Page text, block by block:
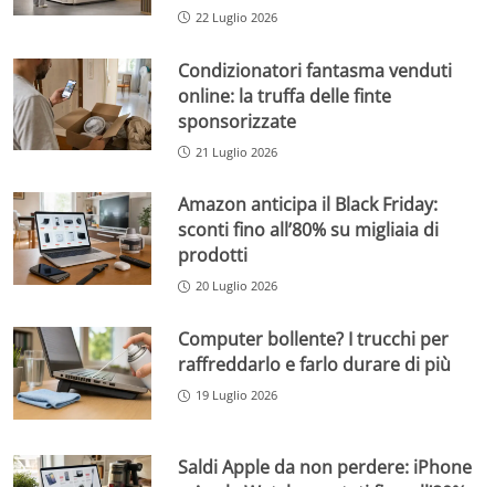
22 Luglio 2026
Condizionatori fantasma venduti
online: la truffa delle finte
sponsorizzate
21 Luglio 2026
Amazon anticipa il Black Friday:
sconti fino all’80% su migliaia di
prodotti
20 Luglio 2026
Computer bollente? I trucchi per
raffreddarlo e farlo durare di più
19 Luglio 2026
Saldi Apple da non perdere: iPhone